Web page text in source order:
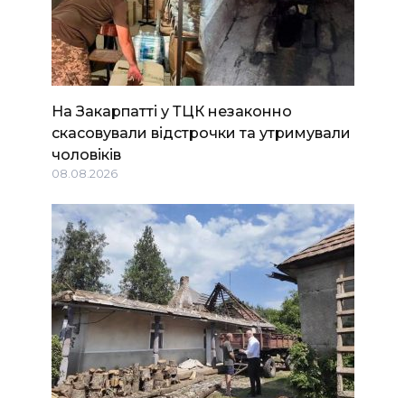
На Закарпатті у ТЦК незаконно
скасовували відстрочки та утримували
чоловіків
08.08.2026